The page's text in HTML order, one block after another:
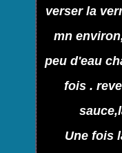
verser la
mn
peu d'eau
fois .
Une fois